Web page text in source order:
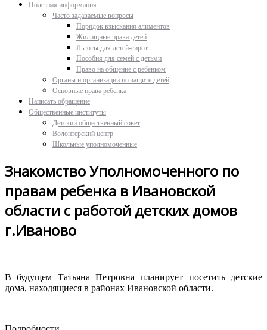
Полезная информация
Часто задаваемые вопросы
Порядок взыскания алиментов
Жилищные права детей
Льготы для детей-сирот
Пособия для семей с детьми
Право на общение с ребенком
Органы и организации по защите детей
Основные права ребенка
Написать обращение
Общественные институты
Детский общественный совет
Волонтерский центр
Школьные уполномоченные
Знакомство Уполномоченного по
правам ребенка в Ивановской
области с работой детских домов
г.Иваново
В будущем Татьяна Петровна планирует посетить детские
дома, находящиеся в районах Ивановской области.